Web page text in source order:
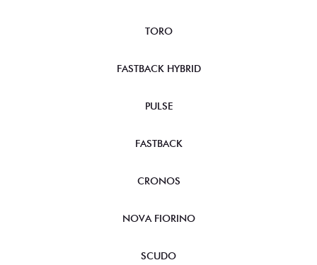
TORO
FASTBACK HYBRID
PULSE
FASTBACK
CRONOS
NOVA FIORINO
SCUDO